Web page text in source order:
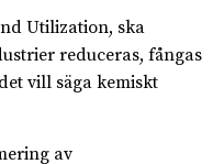
Utilization, ska
reduceras, fångas
vill säga kemiskt
av